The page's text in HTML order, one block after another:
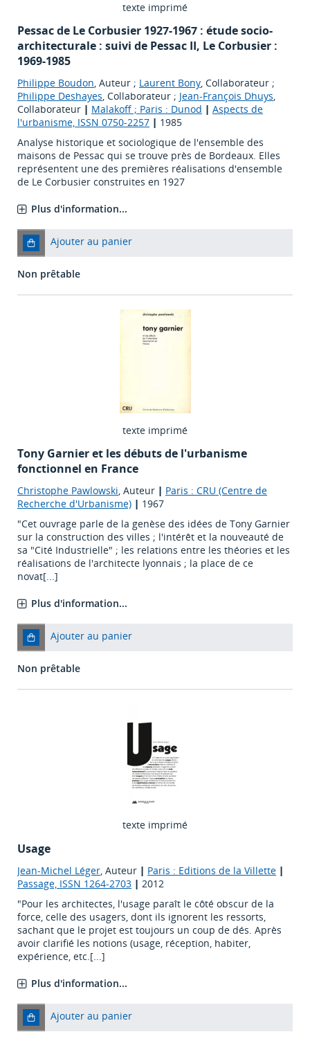
texte imprimé
Pessac de Le Corbusier 1927-1967 : étude socio-
architecturale : suivi de Pessac II, Le Corbusier :
1969-1985
Philippe Boudon, Auteur ; Laurent Bony, Collaborateur ;
Philippe Deshayes, Collaborateur ; Jean-François Dhuys,
Collaborateur | Malakoff ; Paris : Dunod | Aspects de
l'urbanisme, ISSN 0750-2257 | 1985
Analyse historique et sociologique de l'ensemble des
maisons de Pessac qui se trouve près de Bordeaux. Elles
représentent une des premières réalisations d'ensemble
de Le Corbusier construites en 1927
Plus d'information...
Ajouter au panier
Non prêtable
texte imprimé
Tony Garnier et les débuts de l'urbanisme
fonctionnel en France
Christophe Pawlowski, Auteur | Paris : CRU (Centre de
Recherche d'Urbanisme) | 1967
"Cet ouvrage parle de la genèse des idées de Tony Garnier
sur la construction des villes ; l'intérêt et la nouveauté de
sa "Cité Industrielle" ; les relations entre les théories et les
réalisations de l'architecte lyonnais ; la place de ce
novat[...]
Plus d'information...
Ajouter au panier
Non prêtable
texte imprimé
Usage
Jean-Michel Léger, Auteur | Paris : Editions de la Villette |
Passage, ISSN 1264-2703 | 2012
"Pour les architectes, l'usage paraît le côté obscur de la
force, celle des usagers, dont ils ignorent les ressorts,
sachant que le projet est toujours un coup de dés. Après
avoir clarifié les notions (usage, réception, habiter,
expérience, etc.[...]
Plus d'information...
Ajouter au panier